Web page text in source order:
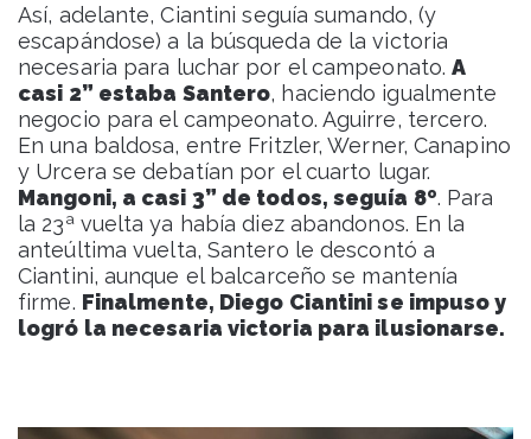
Así, adelante, Ciantini seguía sumando, (y
escapándose) a la búsqueda de la victoria
necesaria para luchar por el campeonato.A
casi 2” estaba Santero, haciendo igualmente
negocio para el campeonato. Aguirre, tercero.
En una baldosa, entre Fritzler, Werner, Canapino
y Urcera se debatían por el cuarto lugar.
Mangoni, a casi 3” de todos, seguía 8º. Para
la 23ª vuelta ya había diez abandonos. En la
anteúltima vuelta, Santero le descontó a
Ciantini, aunque el balcarceño se mantenía
firme. Finalmente, Diego Ciantini se impuso y
logró la necesaria victoria para ilusionarse.